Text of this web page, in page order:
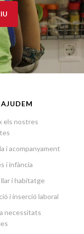
els nostres
i acompanyament
i infància
i habitatge
i inserció laboral
necessitats